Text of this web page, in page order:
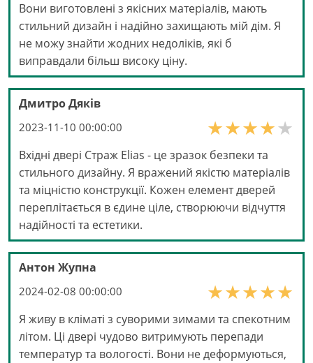
Вони виготовлені з якісних матеріалів, мають
стильний дизайн і надійно захищають мій дім. Я
не можу знайти жодних недоліків, які б
виправдали більш високу ціну.
Дмитро Дяків
2023-11-10 00:00:00
Вхідні двері Страж Elias - це зразок безпеки та
стильного дизайну. Я вражений якістю матеріалів
та міцністю конструкції. Кожен елемент дверей
переплітається в єдине ціле, створюючи відчуття
надійності та естетики.
Антон Жупна
2024-02-08 00:00:00
Я живу в кліматі з суворими зимами та спекотним
літом. Ці двері чудово витримують перепади
температур та вологості. Вони не деформуються,